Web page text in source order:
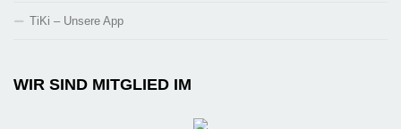
TiKi – Unsere App
WIR SIND MITGLIED IM